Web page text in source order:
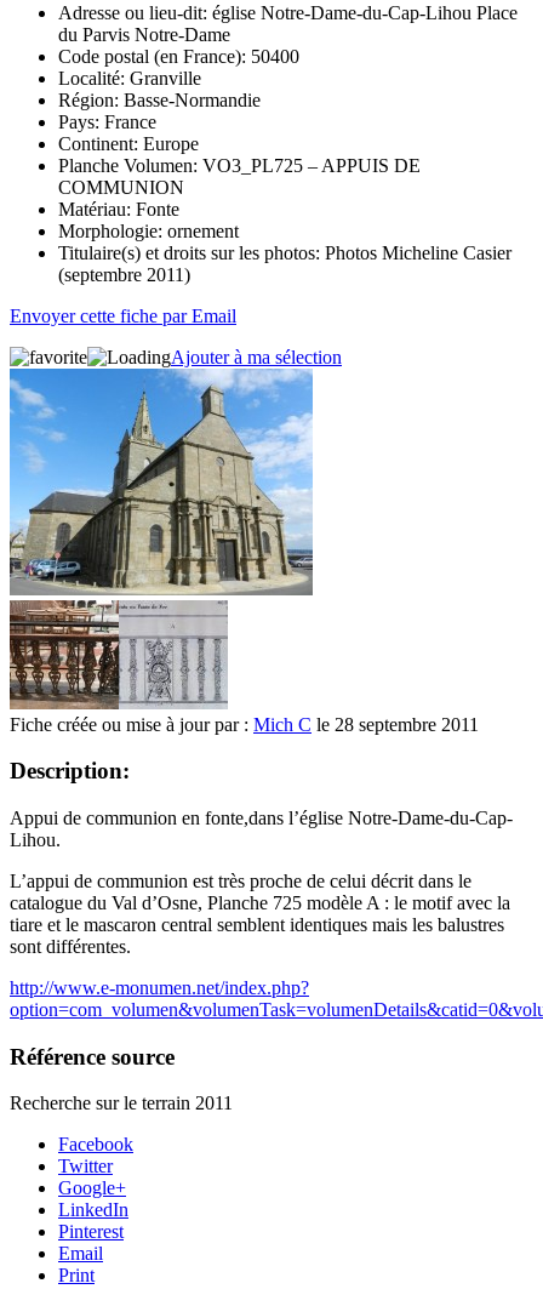
Adresse ou lieu-dit: église Notre-Dame-du-Cap-Lihou Place
du Parvis Notre-Dame
Code postal (en France): 50400
Localité: Granville
Région: Basse-Normandie
Pays: France
Continent: Europe
Planche Volumen: VO3_PL725 – APPUIS DE
COMMUNION
Matériau: Fonte
Morphologie: ornement
Titulaire(s) et droits sur les photos: Photos Micheline Casier
(septembre 2011)
Envoyer cette fiche par Email
Ajouter à ma sélection
Fiche créée ou mise à jour par : Mich C le 28 septembre 2011
Description:
Appui de communion en fonte,dans l’église Notre-Dame-du-Cap-
Lihou.
L’appui de communion est très proche de celui décrit dans le
catalogue du Val d’Osne, Planche 725 modèle A : le motif avec la
tiare et le mascaron central semblent identiques mais les balustres
sont différentes.
http://www.e-monumen.net/index.php?
Référence source
Recherche sur le terrain 2011
Facebook
Twitter
Google+
LinkedIn
Pinterest
Email
Print